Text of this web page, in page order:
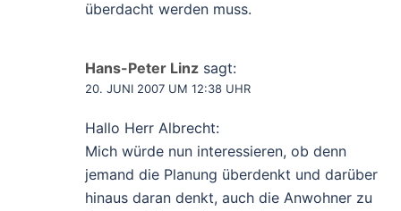
überdacht werden muss.
Hans-Peter Linz sagt:
20. JUNI 2007 UM 12:38 UHR
Hallo Herr Albrecht:
Mich würde nun interessieren, ob denn
jemand die Planung überdenkt und darüber
hinaus daran denkt, auch die Anwohner zu